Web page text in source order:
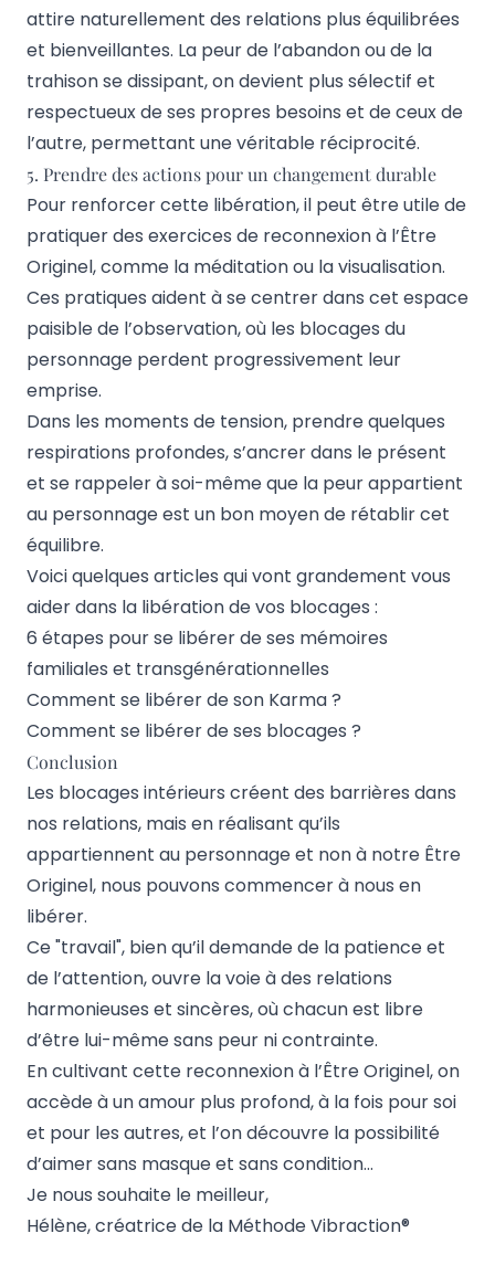
attire naturellement des relations plus équilibrées
et bienveillantes. La peur de l’abandon ou de la
trahison se dissipant, on devient plus sélectif et
respectueux de ses propres besoins et de ceux de
l’autre, permettant une véritable réciprocité.
5. Prendre des actions pour un changement durable
Pour renforcer cette libération, il peut être utile de
pratiquer des exercices de reconnexion à l’Être
Originel, comme la méditation ou la visualisation.
Ces pratiques aident à se centrer dans cet espace
paisible de l’observation, où les blocages du
personnage perdent progressivement leur
emprise.
Dans les moments de tension, prendre quelques
respirations profondes, s’ancrer dans le présent
et se rappeler à soi-même que la peur appartient
au personnage est un bon moyen de rétablir cet
équilibre.
Voici quelques articles qui vont grandement vous
aider dans la libération de vos blocages :
6 étapes pour se libérer de ses mémoires
familiales et transgénérationnelles
Comment se libérer de son Karma ?
Comment se libérer de ses blocages ?
Conclusion
Les blocages intérieurs créent des barrières dans
nos relations, mais en réalisant qu’ils
appartiennent au personnage et non à notre Être
Originel, nous pouvons commencer à nous en
libérer.
Ce "travail", bien qu’il demande de la patience et
de l’attention, ouvre la voie à des relations
harmonieuses et sincères, où chacun est libre
d’être lui-même sans peur ni contrainte.
En cultivant cette reconnexion à l’Être Originel, on
accède à un amour plus profond, à la fois pour soi
et pour les autres, et l’on découvre la possibilité
d’aimer sans masque et sans condition…
Je nous souhaite le meilleur,
Hélène, créatrice de la Méthode Vibraction®